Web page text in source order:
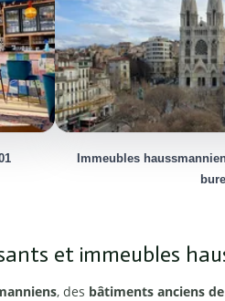
Immeubles
et immeubles
, des bâtiments anciens